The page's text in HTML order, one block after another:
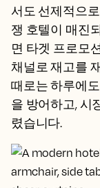
서도 선제적으
쟁 호텔이 매진
면 타겟 프로모
채널로 재고를
때로는 하루에
을 방어하고, 시
렸습니다.